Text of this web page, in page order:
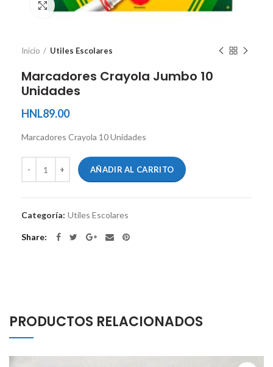
Ver tamaño completo
Inicio Utiles Escolares
Marcadores Crayola Jumbo 10
Unidades
HNL89.00
Marcadores Crayola 10 Unidades
AÑADIR AL CARRITO
Categoría: Utiles Escolares
Share
PRODUCTOS RELACIONADOS